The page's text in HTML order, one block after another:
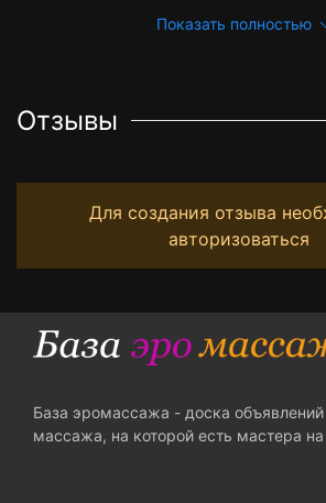
Показать полностью
Отзывы
Для создания отзыва
авторизоваться
База эромассажа - доска объявлений
массажа, на которой есть мастера